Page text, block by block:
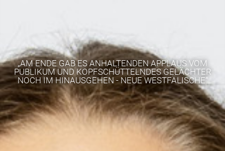
„AM ENDE GAB ES ANHALTENDEN APPLAUS VOM
PUBLIKUM UND KOPFSCHÜTTELNDES GELÄCHTER
NOCH IM HINAUSGEHEN - NEUE WESTFÄLISCHE“